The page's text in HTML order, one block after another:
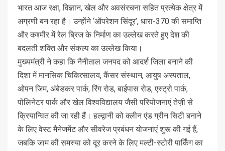
भारत आज रक्षा, विज्ञान, खेल और अवसंरचना सहित प्रत्येक क्षेत्र में
अग्रणी बन रहा है। उन्होंने ‘ऑपरेशन सिंदूर’, धारा-370 की समाप्ति
और कश्मीर में रेल ब्रिज के निर्माण का उल्लेख करते हुए देश की
बदलती शक्ति और संकल्प का उल्लेख किया।
मुख्यमंत्री ने कहा कि नैनीताल जनपद को आदर्श जिला बनाने की
दिशा में मानसिक चिकित्सालय, कैंसर संस्थान, आयुष अस्पताल,
ओपन जिम, अंबेडकर पार्क, रिंग रोड, बाईपास रोड, एस्ट्रो पार्क,
पोलिनेटर पार्क और खेल विश्वविद्यालय जैसी परियोजनाएं तेज़ी से
क्रियान्वित की जा रही हैं। हल्द्वानी को क्लीन एंड ग्रीन सिटी बनाने
के लिए वेस्ट मैनेजमेंट और सीवरेज प्रबंधन योजनाएं शुरू की गई हैं,
जबकि जाम की समस्या को दूर करने के लिए मल्टी-स्टोरी पार्किंग का